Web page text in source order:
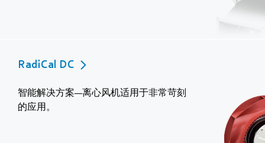
RadiCal DC
智能解决方案—离心风机适用于非常苛刻
的应用。